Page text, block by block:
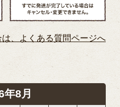
、よくある質問ページへ
年8月